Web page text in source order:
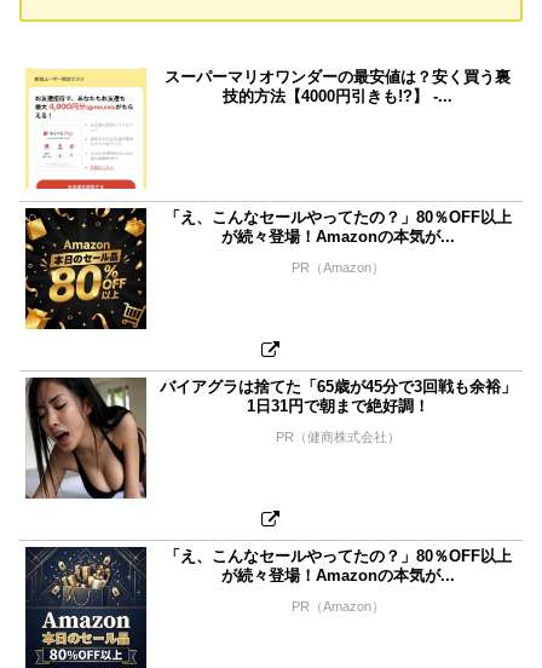
スーパーマリオワンダーの最安値は？安く買う裏
技的方法【4000円引きも!?】 -...
「え、こんなセールやってたの？」80％OFF以上
が続々登場！Amazonの本気が...
PR（Amazon）
バイアグラは捨てた「65歳が45分で3回戦も余裕」
1日31円で朝まで絶好調！
PR（健商株式会社）
「え、こんなセールやってたの？」80％OFF以上
が続々登場！Amazonの本気が...
PR（Amazon）